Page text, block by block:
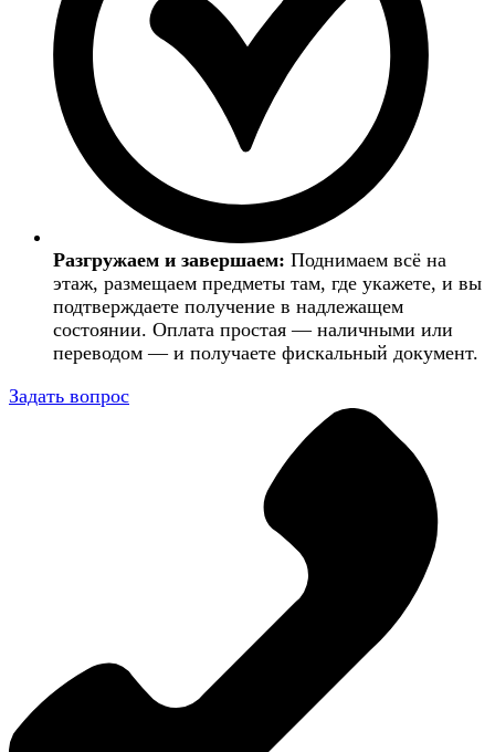
Разгружаем и завершаем: Поднимаем всё на
этаж, размещаем предметы там, где укажете, и вы
подтверждаете получение в надлежащем
состоянии. Оплата простая — наличными или
переводом — и получаете фискальный документ.
Задать вопрос